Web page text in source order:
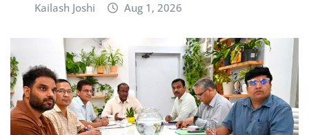
Kailash Joshi Aug 1, 2026